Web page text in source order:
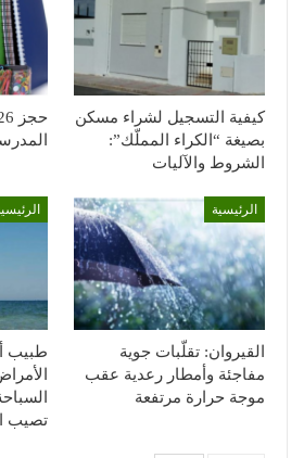
كيفية التسجيل لشراء مسكن
بصيغة “الكراء المملّك”:
الشروط والآليات
الرئيسية
القيروان: تقلّبات جوية
مفاجئة وأمطار رعدية عقب
موجة حرارة مرتفعة
تصيب